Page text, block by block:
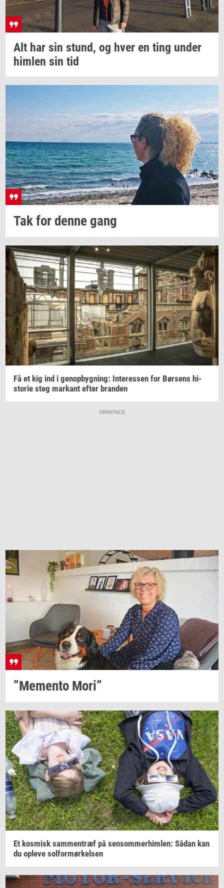
Alt har sin stund, og hver en ting under
him­len sin tid
Tak for denne gang
Få et kig ind i genop­byg­ning: In­ter­es­sen for Bør­sens hi­
sto­rie steg mar­kant efter bran­den
ANNONCE
”Me­men­to Mori”
Et kos­misk sam­men­træf på sen­som­mer­him­len: Sådan kan
du op­le­ve sol­for­mør­kel­sen